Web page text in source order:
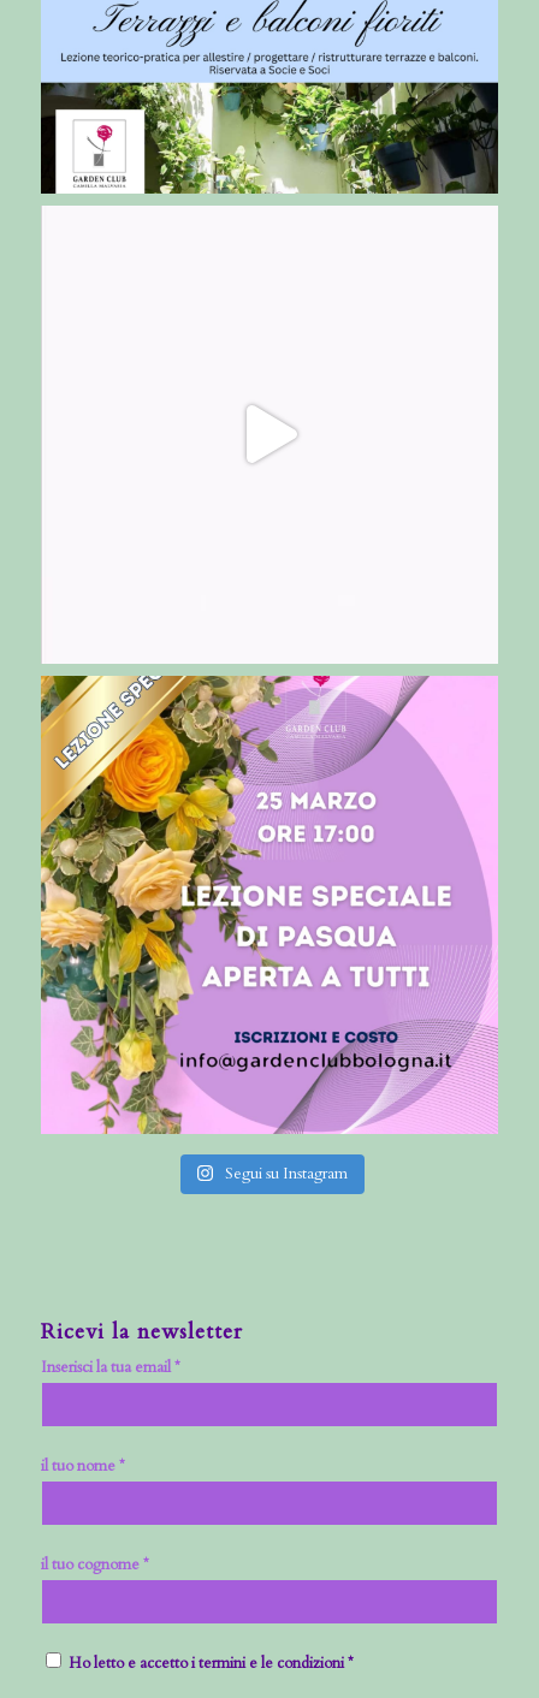
Segui su Instagram
Ricevi la newsletter
Inserisci la tua email *
il tuo nome *
il tuo cognome *
Ho letto e accetto i termini e le condizioni *